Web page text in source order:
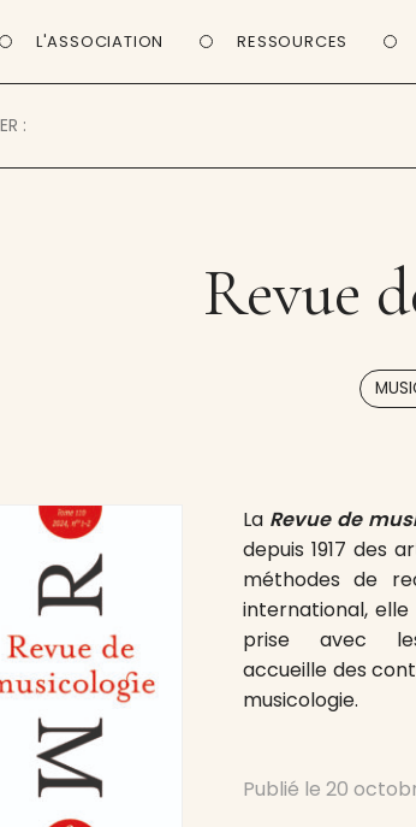
L'ASSOCIATION RESSOURCES
Revue
La Revue de
depuis 1917 des
méthodes de
international,
prise avec
accueille des
musicologie.
Publié le20